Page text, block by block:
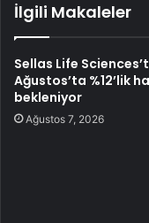
İlgili Makaleler
Sellas Life
Ağustos’ta %12’lik
bekleniyor
Ağustos 7, 2026